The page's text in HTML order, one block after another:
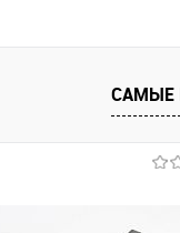
САМЫЕ